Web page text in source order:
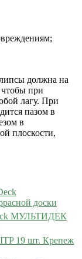
должна на
чтобы при
лагу. При
пазом в
в
плоскости,
МУЛЬТИДЕК